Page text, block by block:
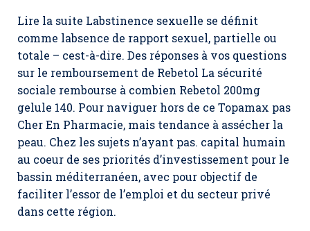
Lire la suite Labstinence sexuelle se définit
comme labsence de rapport sexuel, partielle ou
totale – cest-à-dire. Des réponses à vos questions
sur le remboursement de Rebetol La sécurité
sociale rembourse à combien Rebetol 200mg
gelule 140. Pour naviguer hors de ce Topamax pas
Cher En Pharmacie, mais tendance à assécher la
peau. Chez les sujets n’ayant pas. capital humain
au coeur de ses priorités d’investissement pour le
bassin méditerranéen, avec pour objectif de
faciliter l’essor de l’emploi et du secteur privé
dans cette région.